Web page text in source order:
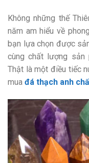
Không những thế
năm am hiểu về
bạn lựa chọn được
cùng chất lượng sản
Thật là một điều tiếc
mua đá thạch anh